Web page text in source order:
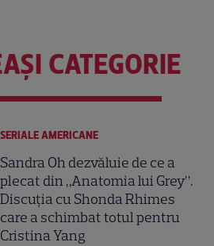
CATEGORIE
SERIALE AMERICANE
Sandra Oh dezvăluie de ce a
plecat din „Anatomia lui Grey”.
Discuția cu Shonda Rhimes
care a schimbat totul pentru
Cristina Yang